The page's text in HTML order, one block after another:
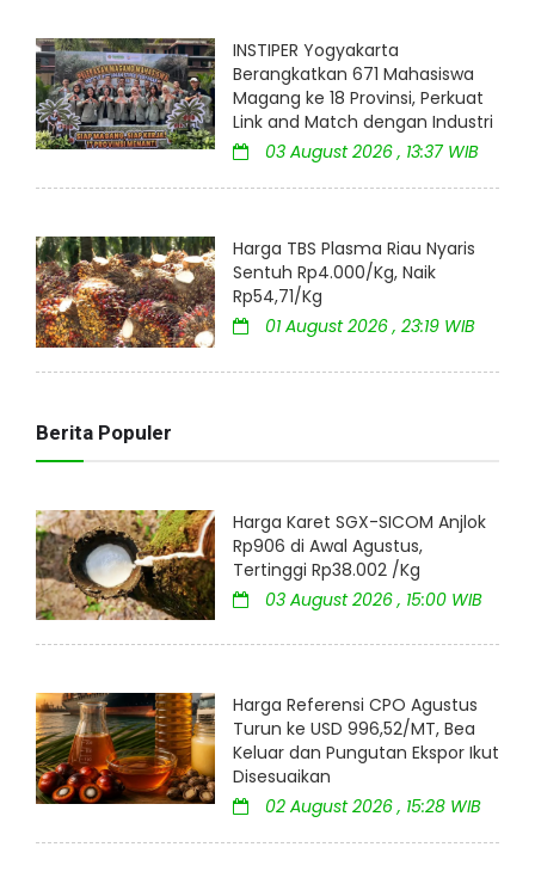
INSTIPER Yogyakarta
Berangkatkan 671 Mahasiswa
Magang ke 18 Provinsi, Perkuat
Link and Match dengan Industri
03 August 2026 , 13:37 WIB
Harga TBS Plasma Riau Nyaris
Sentuh Rp4.000/Kg, Naik
Rp54,71/Kg
01 August 2026 , 23:19 WIB
Berita Populer
Harga Karet SGX-SICOM Anjlok
Rp906 di Awal Agustus,
Tertinggi Rp38.002 /Kg
03 August 2026 , 15:00 WIB
Harga Referensi CPO Agustus
Turun ke USD 996,52/MT, Bea
Keluar dan Pungutan Ekspor Ikut
Disesuaikan
02 August 2026 , 15:28 WIB